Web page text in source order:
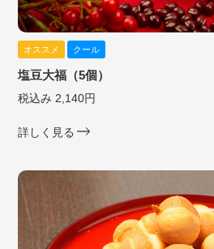
オススメ クール
塩豆大福（5個）
税込み 2,140円
詳しく見る